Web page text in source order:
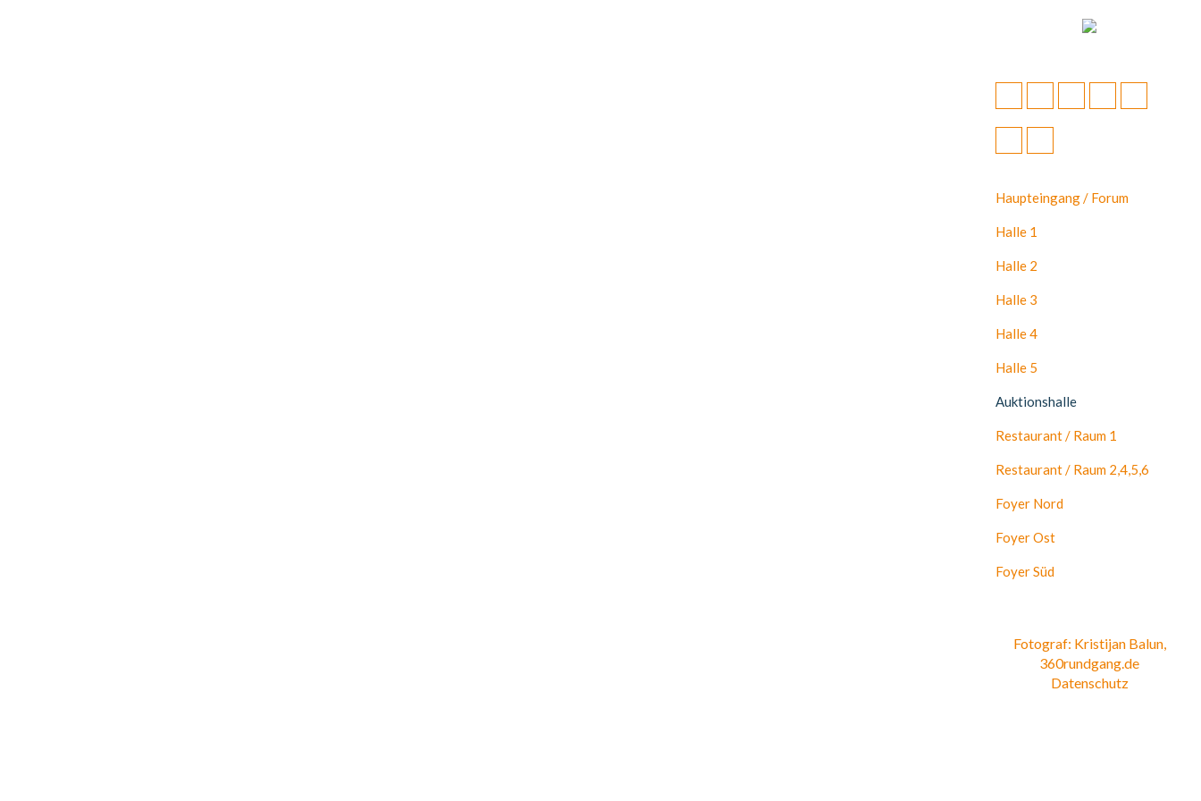
Haupteingang / Forum
Halle 1
Halle 2
Halle 3
Halle 4
Halle 5
Auktionshalle
Restaurant / Raum 1
Restaurant / Raum 2,4,5,6
Foyer Nord
Foyer Ost
Foyer Süd
Fotograf: Kristijan Balun,
360rundgang.de
Datenschutz